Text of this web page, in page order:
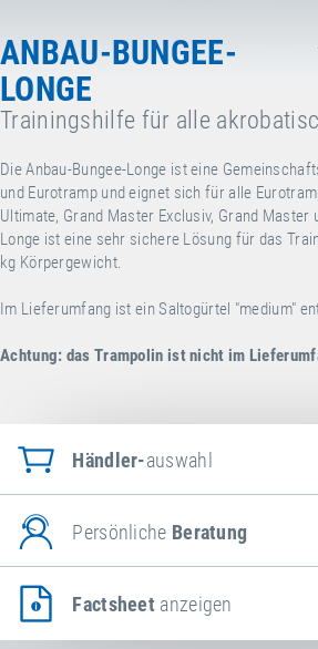
ANBAU-BUNGEE-
LONGE
Trainingshilfe für alle
Die Anbau-Bungee-Longe ist eine
und Eurotramp und eignet sich für alle
Ultimate, Grand Master Exclusiv, Grand Master
Longe ist eine sehr sichere Lösung für das
kg Körpergewicht.
Im Lieferumfang ist ein Saltogürtel "medium"
Achtung: das Trampolin ist nicht im
Händler-auswahl
Persönliche Beratung
Factsheet anzeigen